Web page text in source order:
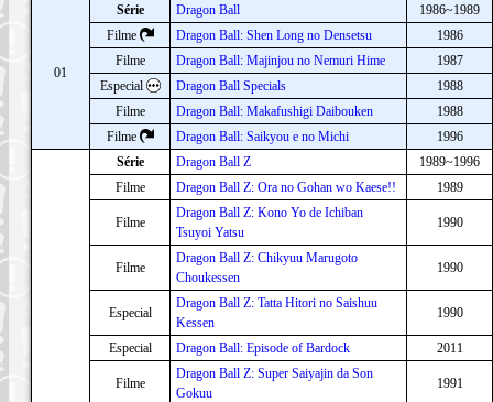
01
Série Dragon Ball
1986~1989
Filme
Dragon Ball: Shen Long no Densetsu
1986
Filme
Dragon Ball: Majinjou no Nemuri Hime
1987
Especial
Dragon Ball Specials
1988
Filme
Dragon Ball: Makafushigi Daibouken
1988
Filme
Dragon Ball: Saikyou e no Michi 1996
Série Dragon Ball Z
1989~1996
Filme
Dragon Ball Z: Ora no Gohan wo Kaese!! 1989
Filme
Dragon Ball Z: Kono Yo de Ichiban
Tsuyoi Yatsu
1990
Filme
Dragon Ball Z: Chikyuu Marugoto
Choukessen
1990
Especial
Dragon Ball Z: Tatta Hitori no Saishuu
Kessen
1990
Especial Dragon Ball: Episode of Bardock 2011
Filme
Dragon Ball Z: Super Saiyajin da Son
Gokuu
1991